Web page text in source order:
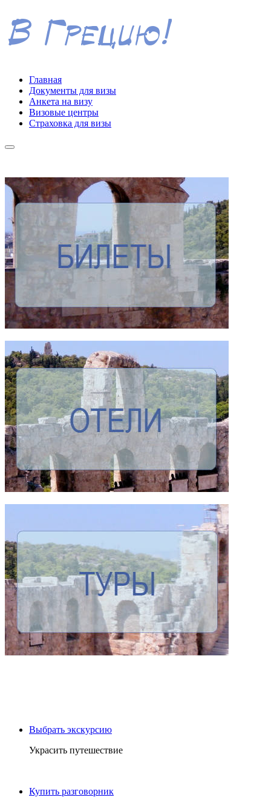
Главная
Документы для визы
Анкета на визу
Визовые центры
Страховка для визы
Выбрать экскурсию
Украсить путешествие
Купить разговорник